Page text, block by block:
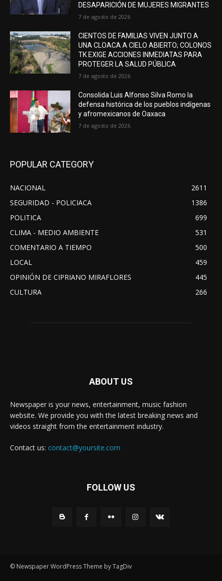
DESAPARICIÓN DE MUJERES MIGRANTES
7 de agosto de 2026
CIENTOS DE FAMILIAS VIVEN JUNTO A
UNA CLOACA A CIELO ABIERTO; COLONOS
TK EXIGE ACCIONES INMEDIATAS PARA
PROTEGER LA SALUD PÚBLICA
7 de agosto de 2026
Consolida Luis Alfonso Silva Romo la
defensa histórica de los pueblos indígenas
y afromexicanos de Oaxaca
7 de agosto de 2026
POPULAR CATEGORY
NACIONAL
2611
SEGURIDAD - POLICIACA
1386
POLITICA
699
CLIMA - MEDIO AMBIENTE
531
COMENTARIO A TIEMPO
500
LOCAL
459
OPINIÓN DE CIPRIANO MIRAFLORES
445
CULTURA
266
ABOUT US
Newspaper is your news, entertainment, music fashion
website. We provide you with the latest breaking news and
videos straight from the entertainment industry.
Contact us: contact@yoursite.com
FOLLOW US
© Newspaper WordPress Theme by TagDiv